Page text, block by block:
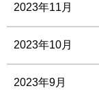
2023年11月
2023年10月
2023年9月